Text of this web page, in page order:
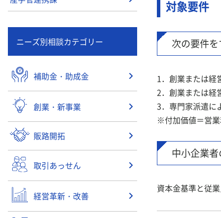
対象要件
次の要件
1．創業または経
2．創業または経
3．専門家派遣に
※付加価値＝営
中小企業
資本金基準と従
ニーズ別相談カテゴリー
補助金・助成金
創業・新事業
販路開拓
取引あっせん
経営革新・改善